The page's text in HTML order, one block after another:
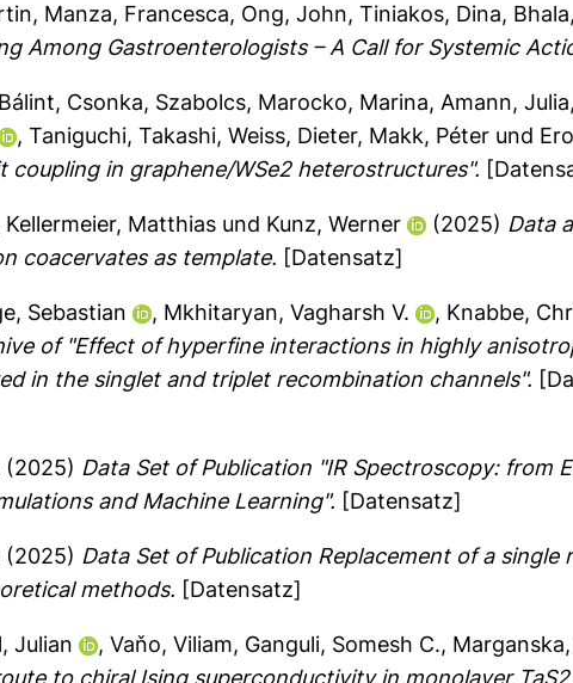
, Manza, Francesca, Ong, John,Tiniakos, Dina,
Among Gastroenterologists – A Call for Systemic
, Csonka, Szabolcs, Marocko, Marina, Amann, Julia,
,Taniguchi, Takashi,Weiss, Dieter, Makk, Péter und
in graphene/WSe2 heterostructures".
Kellermeier, Matthias und Kunz, Werner (2025) Data
coacervates as template. [Datensatz]
Sebastian , Mkhitaryan, Vagharsh V. , Knabbe,
of "Effect of hyperfine interactions in highly
in the singlet and triplet recombination channels".
(2025) Data Set of Publication "IR Spectroscopy: from
and Machine Learning". [Datensatz]
(2025) Data Set of Publication Replacement of a
methods. [Datensatz]
Julian ,Vaňo, Viliam, Ganguli, Somesh C.,
to chiral Ising superconductivity in monolayer TaS2